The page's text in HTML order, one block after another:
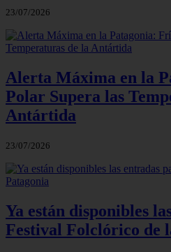
23/07/2026
Alerta Máxima en la
Polar Supera las
Antártida
23/07/2026
Ya están disponibles
Festival Folclórico de